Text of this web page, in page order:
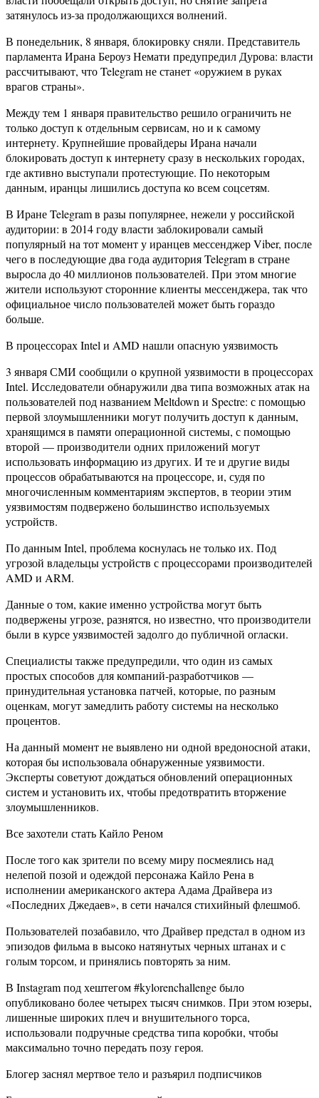
затянулось из-за продолжающихся волнений.
В понедельник, 8 января, блокировку сняли. Представитель
парламента Ирана Бероуз Немати предупредил Дурова: власти
рассчитывают, что Telegram не станет «оружием в руках
врагов страны».
Между тем 1 января правительство решило ограничить не
только доступ к отдельным сервисам, но и к самому
интернету. Крупнейшие провайдеры Ирана начали
блокировать доступ к интернету сразу в нескольких городах,
где активно выступали протестующие. По некоторым
данным, иранцы лишились доступа ко всем соцсетям.
В Иране Telegram в разы популярнее, нежели у российской
аудитории: в 2014 году власти заблокировали самый
популярный на тот момент у иранцев мессенджер Viber, после
чего в последующие два года аудитория Telegram в стране
выросла до 40 миллионов пользователей. При этом многие
жители используют сторонние клиенты мессенджера, так что
официальное число пользователей может быть гораздо
больше.
В процессорах Intel и AMD нашли опасную уязвимость
3 января СМИ сообщили о крупной уязвимости в процессорах
Intel. Исследователи обнаружили два типа возможных атак на
пользователей под названием Meltdown и Spectre: с помощью
первой злоумышленники могут получить доступ к данным,
хранящимся в памяти операционной системы, с помощью
второй — производители одних приложений могут
использовать информацию из других. И те и другие виды
процессов обрабатываются на процессоре, и, судя по
многочисленным комментариям экспертов, в теории этим
уязвимостям подвержено большинство используемых
устройств.
По данным Intel, проблема коснулась не только их. Под
угрозой владельцы устройств с процессорами производителей
AMD и ARM.
Данные о том, какие именно устройства могут быть
подвержены угрозе, разнятся, но известно, что производители
были в курсе уязвимостей задолго до публичной огласки.
Специалисты также предупредили, что один из самых
простых способов для компаний-разработчиков —
принудительная установка патчей, которые, по разным
оценкам, могут замедлить работу системы на несколько
процентов.
На данный момент не выявлено ни одной вредоносной атаки,
которая бы использовала обнаруженные уязвимости.
Эксперты советуют дождаться обновлений операционных
систем и установить их, чтобы предотвратить вторжение
злоумышленников.
Все захотели стать Кайло Реном
После того как зрители по всему миру посмеялись над
нелепой позой и одеждой персонажа Кайло Рена в
исполнении американского актера Адама Драйвера из
«Последних Джедаев», в сети начался стихийный флешмоб.
Пользователей позабавило, что Драйвер предстал в одном из
эпизодов фильма в высоко натянутых черных штанах и с
голым торсом, и принялись повторять за ним.
В Instagram под хештегом #kylorenchallenge было
опубликовано более четырех тысяч снимков. При этом юзеры,
лишенные широких плеч и внушительного торса,
использовали подручные средства типа коробки, чтобы
максимально точно передать позу героя.
Блогер заснял мертвое тело и разъярил подписчиков